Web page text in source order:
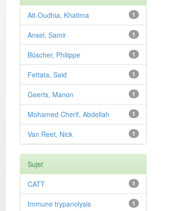
1
Ait-Oudhia, Khatima
1
Ansel, Samir
1
Büscher, Philippe
1
Fettata, Said
1
Geerts, Manon
1
Mohamed Cherif, Abdellah
1
Van Reet, Nick
Sujet
1
CATT
1
Immune trypanolysis